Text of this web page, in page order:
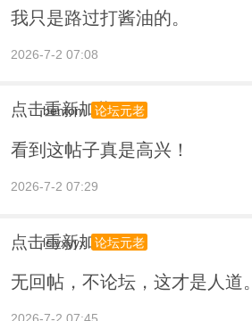
我只是路过打酱油的。
2026-7-2 07:08
点击重新加载
bentom 论坛元老
看到这帖子真是高兴！
2026-7-2 07:29
点击重新加载
lclyxyyx 论坛元老
无回帖，不论坛，这才是人道。